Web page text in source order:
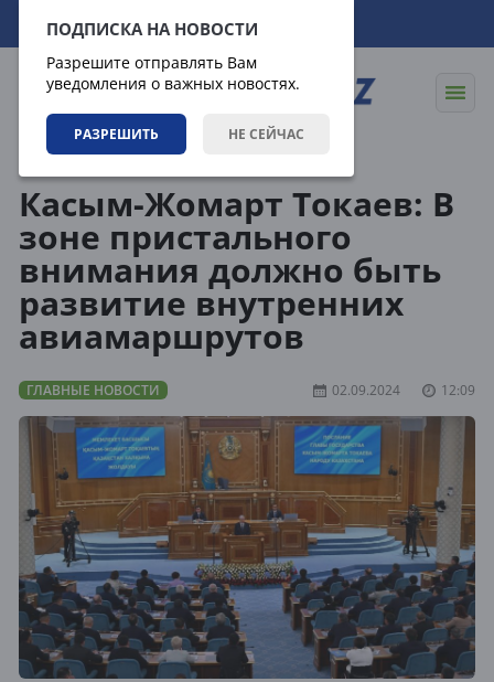
ПОДПИСКА НА НОВОСТИ
Разрешите отправлять Вам
уведомления о важных новостях.
РАЗРЕШИТЬ НЕ СЕЙЧАС
09.08.2026 15:20:00
Касым-Жомарт Токаев: В
зоне пристального
внимания должно быть
развитие внутренних
авиамаршрутов
ГЛАВНЫЕ НОВОСТИ 02.09.2024 12:09